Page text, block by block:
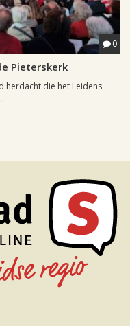
0
Pieterskerk
herdacht die het Leidens